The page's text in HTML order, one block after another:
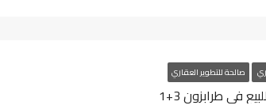
صالحة للتطوير العقاري
في طرابزون 3+1